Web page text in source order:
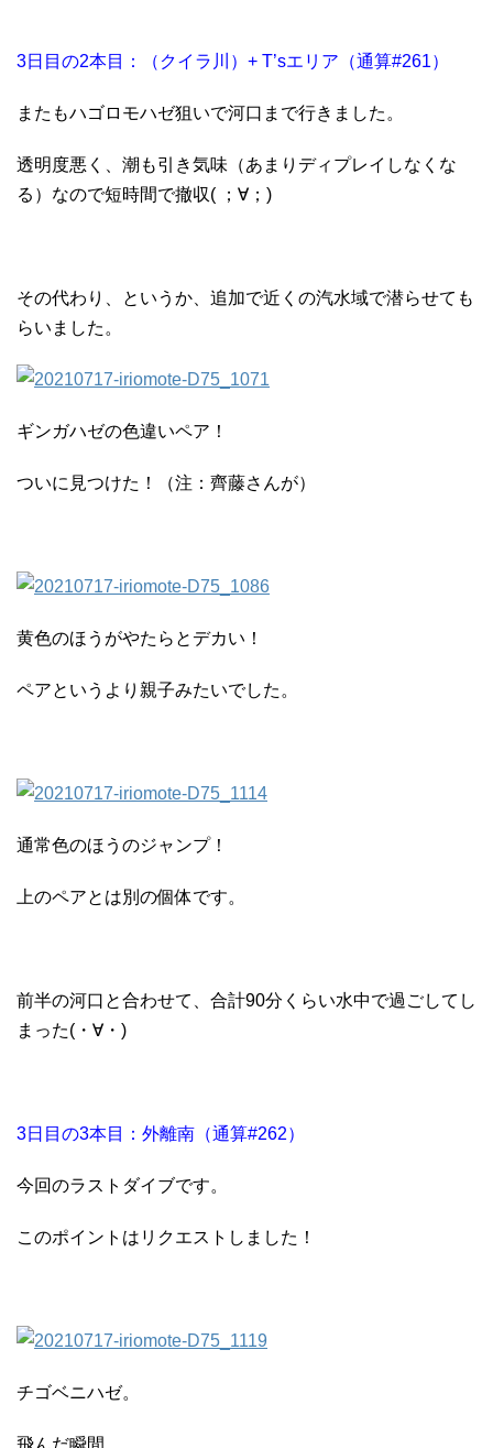
3日目の2本目：（クイラ川）+ T’sエリア（通算#261）
またもハゴロモハゼ狙いで河口まで行きました。
透明度悪く、潮も引き気味（あまりディプレイしなくな
る）なので短時間で撤収( ；∀；)
その代わり、というか、追加で近くの汽水域で潜らせても
らいました。
ギンガハゼの色違いペア！
ついに見つけた！（注：齊藤さんが）
黄色のほうがやたらとデカい！
ペアというより親子みたいでした。
通常色のほうのジャンプ！
上のペアとは別の個体です。
前半の河口と合わせて、合計90分くらい水中で過ごしてし
まった(・∀・)
3日目の3本目：外離南（通算#262）
今回のラストダイブです。
このポイントはリクエストしました！
チゴベニハゼ。